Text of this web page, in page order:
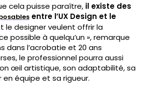
cela puisse paraître, il existe des
entre l’UX Design et le
le designer veulent offrir la
possible à quelqu’un », remarque
dans l’acrobatie et 20 ans
le professionnel pourra aussi
œil artistique, son adaptabilité, sa
équipe et sa rigueur.